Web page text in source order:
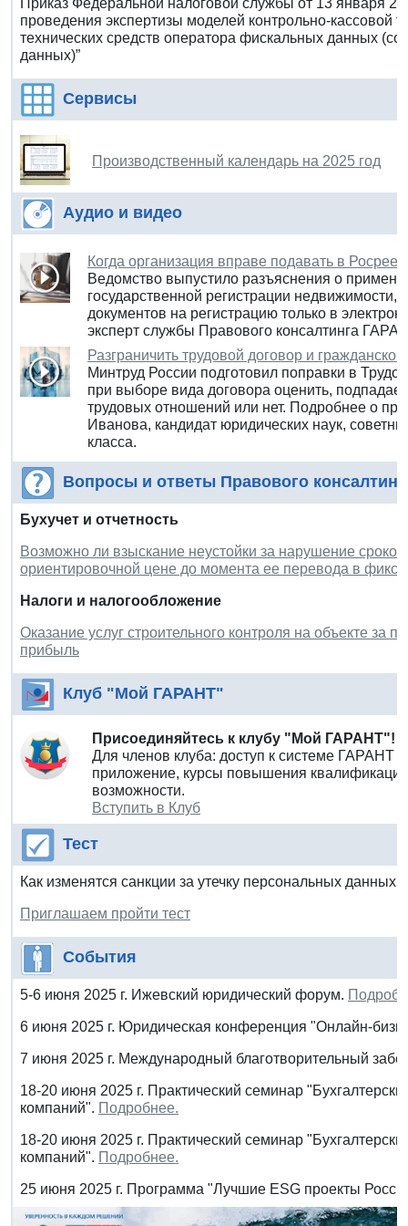
проведения экспертизы моделей контрольно-кассовой
технических средств оператора фискальных данных
данных)”
Сервисы
Производственный календарь на 2025 год
Аудио и видео
Когда организация вправе подавать в
Ведомство выпустило разъяснения о
государственной регистрации
документов на регистрацию только в
эксперт службы Правового консалтинга
Разграничить трудовой договор и гражданско-
Минтруд России подготовил поправки в
при выборе вида договора оценить,
трудовых отношений или нет. Подробнее о
Иванова, кандидат юридических наук,
класса.
Вопросы и ответы Правового
Бухучет и отчетность
Возможно ли взыскание неустойки за нарушение
ориентировочной цене до момента ее перевода в
Налоги и налогообложение
Оказание услуг строительного контроля на объекте
прибыль
Клуб "Мой ГАРАНТ"
Присоединяйтесь к клубу "Мой ГАРАНТ"!
Для членов клуба: доступ к системе ГАРАНТ
приложение, курсы повышения
возможности.
Вступить в Клуб
Тест
Как изменятся санкции за утечку персональных данных
Приглашаем пройти тест
События
5-6 июня 2025 г. Ижевский юридический форум.
6 июня 2025 г. Юридическая конференция "Онлайн-
7 июня 2025 г. Международный благотворительный
18-20 июня 2025 г. Практический семинар
компаний". Подробнее.
18-20 июня 2025 г. Практический семинар
компаний". Подробнее.
25 июня 2025 г. Программа "Лучшие ESG проекты